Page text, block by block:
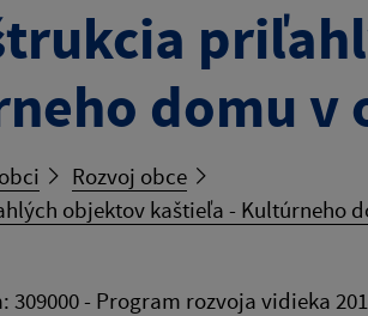
domu v
Rozvoj obce
objektov kaštieľa - Kultúrneho
- Program rozvoja vidieka